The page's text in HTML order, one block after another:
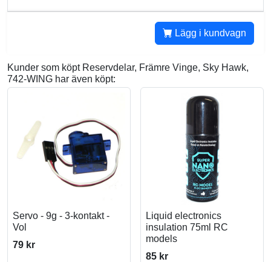
Lägg i kundvagn
Kunder som köpt Reservdelar, Främre Vinge, Sky Hawk,
742-WING har även köpt:
Servo - 9g - 3-kontakt -
Vol
79 kr
Liquid electronics
insulation 75ml RC
models
85 kr